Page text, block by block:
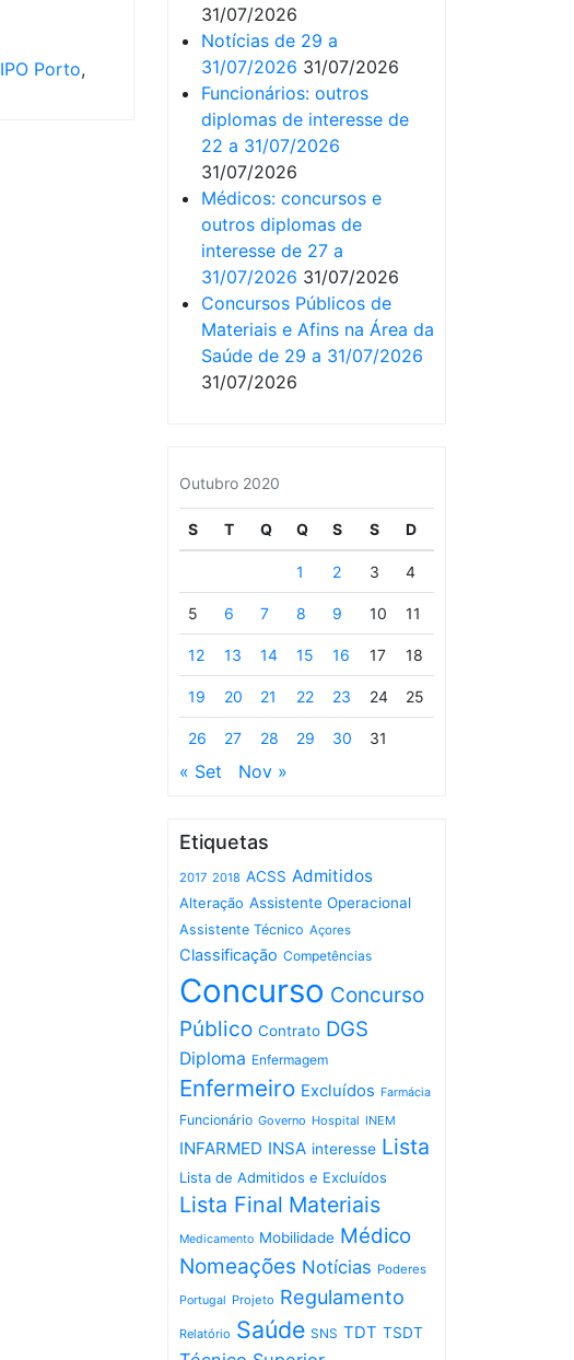
IPO Porto,
31/07/2026
Notícias de 29 a
31/07/2026 31/07/2026
Funcionários: outros
diplomas de interesse de
22 a 31/07/2026
31/07/2026
Médicos: concursos e
outros diplomas de
interesse de 27 a
31/07/2026 31/07/2026
Concursos Públicos de
Materiais e Afins na Área da
Saúde de 29 a 31/07/2026
31/07/2026
Outubro 2020
S T Q Q S S D
1 2 3 4
5 6 7 8 9 10 11
12 13 14 15 16 17 18
19 20 21 22 23 24 25
26 27 28 29 30 31
« Set Nov »
Etiquetas
2017 2018 ACSS Admitidos
Alteração Assistente Operacional
Assistente Técnico Açores
Classificação Competências
Concurso Concurso
Público Contrato DGS
Diploma Enfermagem
Enfermeiro Excluídos Farmácia
Funcionário Governo Hospital INEM
INFARMED INSA interesse Lista
Lista de Admitidos e Excluídos
Lista Final Materiais
Medicamento Mobilidade Médico
Nomeações Notícias Poderes
Portugal Projeto Regulamento
Relatório Saúde SNS TDT TSDT